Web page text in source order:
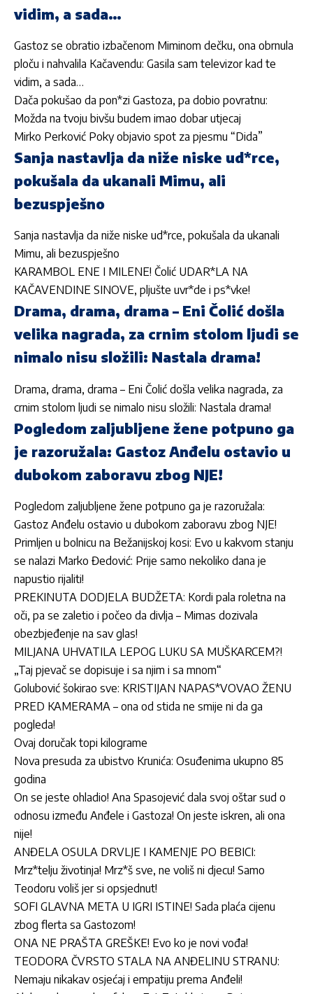
vidim, a sada…
Gastoz se obratio izbačenom Miminom dečku, ona obrnula
ploču i nahvalila Kačavendu: Gasila sam televizor kad te
vidim, a sada…
Dača pokušao da pon*zi Gastoza, pa dobio povratnu:
Možda na tvoju bivšu budem imao dobar utjecaj
Mirko Perković Poky objavio spot za pjesmu “Dida”
Sanja nastavlja da niže niske ud*rce,
pokušala da ukanali Mimu, ali
bezuspješno
Sanja nastavlja da niže niske ud*rce, pokušala da ukanali
Mimu, ali bezuspješno
KARAMBOL ENE I MILENE! Čolić UDAR*LA NA
KAČAVENDINE SINOVE, pljušte uvr*de i ps*vke!
Drama, drama, drama – Eni Čolić došla
velika nagrada, za crnim stolom ljudi se
nimalo nisu složili: Nastala drama!
Drama, drama, drama – Eni Čolić došla velika nagrada, za
crnim stolom ljudi se nimalo nisu složili: Nastala drama!
Pogledom zaljubljene žene potpuno ga
je razoružala: Gastoz Anđelu ostavio u
dubokom zaboravu zbog NJE!
Pogledom zaljubljene žene potpuno ga je razoružala:
Gastoz Anđelu ostavio u dubokom zaboravu zbog NJE!
Primljen u bolnicu na Bežanijskoj kosi: Evo u kakvom stanju
se nalazi Marko Đedović: Prije samo nekoliko dana je
napustio rijaliti!
PREKINUTA DODJELA BUDŽETA: Kordi pala roletna na
oči, pa se zaletio i počeo da divlja – Mimas dozivala
obezbjeđenje na sav glas!
MILJANA UHVATILA LEPOG LUKU SA MUŠKARCEM?!
„Taj pjevač se dopisuje i sa njim i sa mnom“
Golubović šokirao sve: KRISTIJAN NAPAS*VOVAO ŽENU
PRED KAMERAMA – ona od stida ne smije ni da ga
pogleda!
Ovaj doručak topi kilograme
Nova presuda za ubistvo Krunića: Osuđenima ukupno 85
godina
On se jeste ohladio! Ana Spasojević dala svoj oštar sud o
odnosu između Anđele i Gastoza! On jeste iskren, ali ona
nije!
ANĐELA OSULA DRVLJE I KAMENJE PO BEBICI:
Mrz*telju životinja! Mrz*š sve, ne voliš ni djecu! Samo
Teodoru voliš jer si opsjednut!
SOFI GLAVNA META U IGRI ISTINE! Sada plaća cijenu
zbog flerta sa Gastozom!
ONA NE PRAŠTA GREŠKE! Evo ko je novi vođa!
TEODORA ČVRSTO STALA NA ANĐELINU STRANU:
Nemaju nikakav osjećaj i empatiju prema Anđeli!